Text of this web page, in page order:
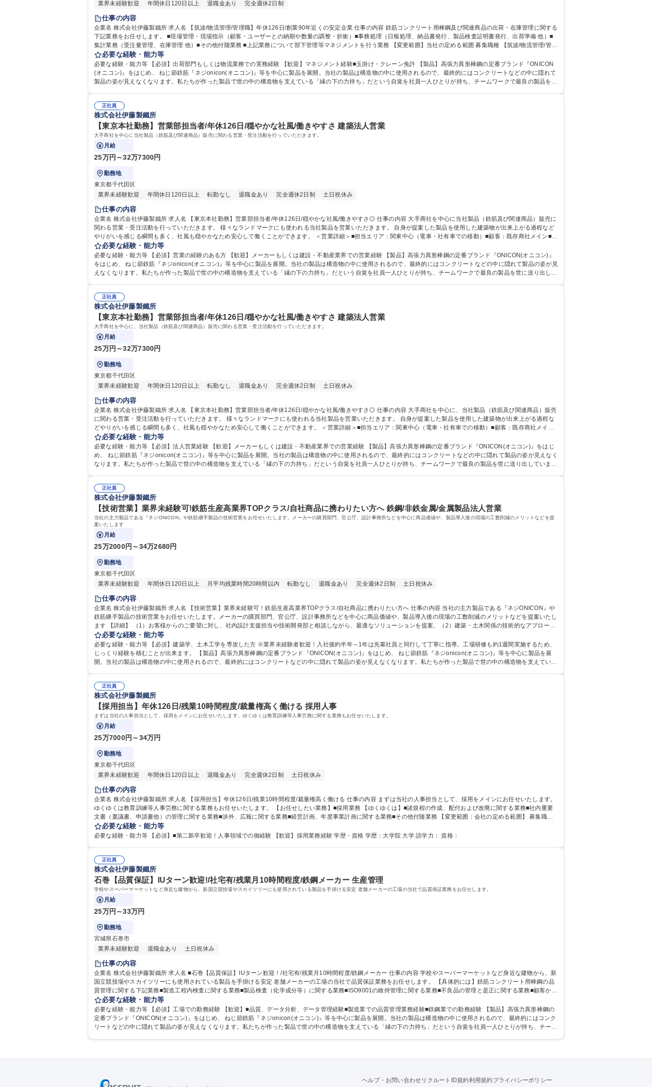
業界未経験歓迎
年間休日120日以上 退職金あり 完全週休2日制
仕事の内容
企業名 株式会社伊藤製鐵所 求人名 【筑波/物流管理/管理職】年休126日/創業90年近くの安定企業 仕事の内容 鉄筋コンクリート用棒鋼及び関連商品の出荷・在庫管理に関する
下記業務をお任せします。 ■現場管理・現場指示（顧客・ユーザーとの納期や数量の調整・折衝）■事務処理（日報処理、納品書発行、製品検査証明書発行、出荷準備 他）■
集計業務（受注量管理、在庫管理 他）■その他付随業務 ■上記業務について部下管理等マネジメントを行う業務 【変更範囲】当社の定める範囲 募集職種 【筑波/物流管理/管理
職】年休126日/創業90年近くの安定企業
必要な経験・能力等
必要な経験・能力等 【必須】出荷部門もしくは物流業務での実務経験 【歓迎】マネジメント経験■玉掛け・クレーン免許 【製品】高張力異形棒鋼の定番ブランド『ONICON
(オニコン)』をはじめ、 ねじ節鉄筋『ネジonicon(オニコン)』等を中心に製品を展開。当社の製品は構造物の中に使用されるので、最終的にはコンクリートなどの中に隠れて
製品の姿が見えなくなります。私たちが作った製品で世の中の構造物を支えている「縁の下の力持ち」だという自覚を社員一人ひとりが持ち、チームワークで最良の製品を世
正社員
株式会社伊藤製鐵所
【東京本社勤務】営業部担当者/年休126日/穏やかな社風/働きやすさ 建築法人営業
大手商社を中心に当社製品（鉄筋及び関連商品）販売に関わる営業・受注活動を行っていただきます。
月給
25万円～32万7300円
勤務地
東京都千代田区
業界未経験歓迎
年間休日120日以上 転勤なし 退職金あり 完全週休2日制 土日祝休み
仕事の内容
企業名 株式会社伊藤製鐵所 求人名 【東京本社勤務】営業部担当者/年休126日/穏やかな社風/働きやすさ◎ 仕事の内容 大手商社を中心に当社製品（鉄筋及び関連商品）販売に
関わる営業・受注活動を行っていただきます。 様々なランドマークにも使われる当社製品を営業いただきます。 自身が提案した製品を使用した建築物が出来上がる過程など
やりがいを感じる瞬間も多く、社風も穏やかなため安心して働くことができます。 ＜営業詳細＞■担当エリア：関東中心（電車・社有車での移動）■顧客：既存商社メイン■出
必要な経験・能力等
必要な経験・能力等 【必須】営業の経験のある方 【歓迎】メーカーもしくは建設・不動産業界での営業経験 【製品】高張力異形棒鋼の定番ブランド『ONICON(オニコン)』
をはじめ、 ねじ節鉄筋『ネジonicon(オニコン)』等を中心に製品を展開。当社の製品は構造物の中に使用されるので、最終的にはコンクリートなどの中に隠れて製品の姿が見
えなくなります。私たちが作った製品で世の中の構造物を支えている「縁の下の力持ち」だという自覚を社員一人ひとりが持ち、チームワークで最良の製品を世に送り出して
正社員
株式会社伊藤製鐵所
【東京本社勤務】営業部担当者/年休126日/穏やかな社風/働きやすさ 建築法人営業
大手商社を中心に、当社製品（鉄筋及び関連商品）販売に関わる営業・受注活動を行っていただきます。
月給
25万円～32万7300円
勤務地
東京都千代田区
業界未経験歓迎
年間休日120日以上 転勤なし 退職金あり 完全週休2日制 土日祝休み
仕事の内容
企業名 株式会社伊藤製鐵所 求人名 【東京本社勤務】営業部担当者/年休126日/穏やかな社風/働きやすさ◎ 仕事の内容 大手商社を中心に、当社製品（鉄筋及び関連商品）販売
に関わる営業・受注活動を行っていただきます。 様々なランドマークにも使われる当社製品を営業いただきます。 自身が提案した製品を使用した建築物が出来上がる過程な
どやりがいを感じる瞬間も多く、社風も穏やかなため安心して働くことができます。 ＜営業詳細＞■担当エリア：関東中心（電車・社有車での移動）■顧客：既存商社メイン■
必要な経験・能力等
必要な経験・能力等 【必須】法人営業経験 【歓迎】メーカーもしくは建設・不動産業界での営業経験 【製品】高張力異形棒鋼の定番ブランド『ONICON(オニコン)』をはじ
め、 ねじ節鉄筋『ネジonicon(オニコン)』等を中心に製品を展開。当社の製品は構造物の中に使用されるので、最終的にはコンクリートなどの中に隠れて製品の姿が見えなく
なります。私たちが作った製品で世の中の構造物を支えている「縁の下の力持ち」だという自覚を社員一人ひとりが持ち、チームワークで最良の製品を世に送り出していま
正社員
株式会社伊藤製鐵所
【技術営業】業界未経験可!鉄筋生産高業界TOPクラス/自社商品に携わりたい方へ 鉄鋼/非鉄金属/金属製品法人営業
当社の主力製品である『ネジONICON』や鉄筋継手製品の技術営業をお任せいたします。メーカーの購買部門、官公庁、設計事務所などを中心に商品価値や、製品導入後の現場の工数削減のメリットなどを提
案いたします
月給
25万2000円～34万2680円
勤務地
東京都千代田区
業界未経験歓迎
年間休日120日以上 月平均残業時間20時間以内 転勤なし 退職金あり 完全週休2日制 土日祝休み
仕事の内容
企業名 株式会社伊藤製鐵所 求人名 【技術営業】業界未経験可！鉄筋生産高業界TOPクラス/自社商品に携わりたい方へ 仕事の内容 当社の主力製品である『ネジONICON』や
鉄筋継手製品の技術営業をお任せいたします。メーカーの購買部門、官公庁、設計事務所などを中心に商品価値や、製品導入後の現場の工数削減のメリットなどを提案いたし
ます 【詳細】 （1）お客様からのご要望に対し、社内設計支援担当や技術開発部と相談しながら、最適なソリューションを提案、（2）建築・土木関係の技術的なアプローチ
を通じ、新規顧客の開拓を行っていただきます。（3）（１）～（２）に伴う事務作業もお任せいたします。 【変更の範囲】当社業務全般 募集職種 【技術営業】業界未経験
可！鉄筋生産高業界TOPクラス/自社商品に携わりたい方へ
必要な経験・能力等
必要な経験・能力等 【必須】建築学、土木工学を専攻した方 ※業界未経験者歓迎！入社後約半年～1年は先輩社員と同行して丁寧に指導。工場研修も約1週間実施するため、
じっくり経験を積むことが出来ます。 【製品】高張力異形棒鋼の定番ブランド『ONICON(オニコン)』をはじめ、 ねじ節鉄筋『ネジonicon(オニコン)』等を中心に製品を展
開。当社の製品は構造物の中に使用されるので、最終的にはコンクリートなどの中に隠れて製品の姿が見えなくなります。私たちが作った製品で世の中の構造物を支えている
正社員
株式会社伊藤製鐵所
【採用担当】年休126日/残業10時間程度/裁量権高く働ける 採用人事
まずは当社の人事担当として、採用をメインにお任せいたします。ゆくゆくは教育訓練等人事労務に関する業務もお任せいたします。
月給
25万7000円～34万円
勤務地
東京都千代田区
業界未経験歓迎
年間休日120日以上 退職金あり 完全週休2日制 土日祝休み
仕事の内容
企業名 株式会社伊藤製鐵所 求人名 【採用担当】年休126日/残業10時間程度/裁量権高く働ける 仕事の内容 まずは当社の人事担当として、採用をメインにお任せいたします。
ゆくゆくは教育訓練等人事労務に関する業務もお任せいたします。 【お任せしたい業務】■採用業務 【ゆくゆくは】■諸規程の作成、配付および改廃に関する業務■社内重要
文書（稟議書、申請書他）の管理に関する業務■渉外、広報に関する業務■経営計画、年度事業計画に関する業務■その他付随業務 【変更範囲：会社の定める範囲】 募集職種
【採用担当】年休126日/残業10時間程度/裁量権高く働ける
必要な経験・能力等
必要な経験・能力等 【必須】■第二新卒歓迎！人事領域での御経験 【歓迎】採用業務経験 学歴・資格 学歴：大学院 大学 語学力： 資格：
正社員
株式会社伊藤製鐵所
石巻【品質保証】IUターン歓迎!/社宅有/残業月10時間程度/鉄鋼メーカー 生産管理
学校やスーパーマーケットなど身近な建物から、新国立競技場やスカイツリーにも使用されている製品を手掛ける安定 老舗メーカーの工場の当社で品質保証業務をお任せします。
月給
25万円～33万円
勤務地
宮城県石巻市
業界未経験歓迎
退職金あり 土日祝休み
仕事の内容
企業名 株式会社伊藤製鐵所 求人名 ■石巻【品質保証】IUターン歓迎！/社宅有/残業月10時間程度/鉄鋼メーカー 仕事の内容 学校やスーパーマーケットなど身近な建物から、新
国立競技場やスカイツリーにも使用されている製品を手掛ける安定 老舗メーカーの工場の当社で品質保証業務をお任せします。 【具体的には】鉄筋コンクリート用棒鋼の品
質管理に関する下記業務■製造工程内検査に関する業務■製品検査（化学成分等）に関する業務■ISO9001の維持管理に関する業務■不良品の管理と是正に関する業務■顧客から
必要な経験・能力等
必要な経験・能力等 【必須】工場での勤務経験 【歓迎】■品質、データ分析、データ管理経験■製造業での品質管理業務経験■鉄鋼業での勤務経験 【製品】高張力異形棒鋼の
定番ブランド『ONICON(オニコン)』をはじめ、 ねじ節鉄筋『ネジonicon(オニコン)』等を中心に製品を展開。当社の製品は構造物の中に使用されるので、最終的にはコンク
リートなどの中に隠れて製品の姿が見えなくなります。私たちが作った製品で世の中の構造物を支えている「縁の下の力持ち」だという自覚を社員一人ひとりが持ち、チーム
ヘルプ・お問い合わせ リクルートID規約利用規約プライバシーポリシー